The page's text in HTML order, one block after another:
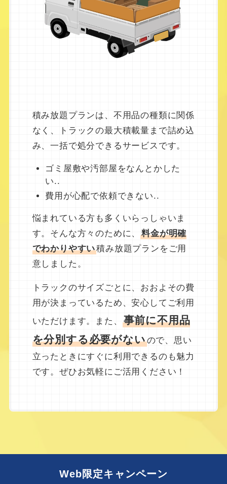
積み放題プランは、不用品の種類に関係
なく、トラックの最大積載量まで詰め込
み、一括で処分できるサービスです。
ゴミ屋敷や汚部屋をなんとかした
い..
費用が心配で依頼できない..
悩まれている方も多くいらっしゃいま
す。そんな方々のために、料金が明確
でわかりやすい積み放題プランをご用
意しました。
トラックのサイズごとに、おおよその費
用が決まっているため、安心してご利用
いただけます。また、
事前に不用品
を分別する必要がないので、思い
立ったときにすぐに利用できるのも魅力
です。ぜひお気軽にご活用ください！
Web限定キャンペーン